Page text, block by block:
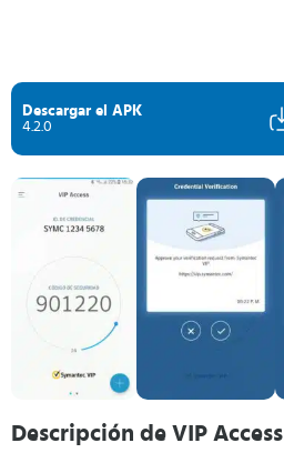
Descargar el APK
4.2.0
Descripción de VIP Access